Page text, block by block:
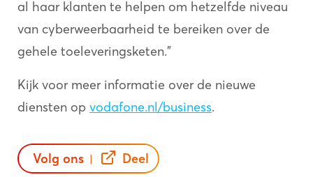
al haar klanten te helpen om hetzelfde niveau
van cyberweerbaarheid te bereiken over de
gehele toeleveringsketen."
Kijk voor meer informatie over de nieuwe
diensten op vodafone.nl/business.
Volg ons | Deel